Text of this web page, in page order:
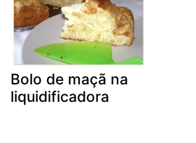
Bolo de maçã na
liquidificadora